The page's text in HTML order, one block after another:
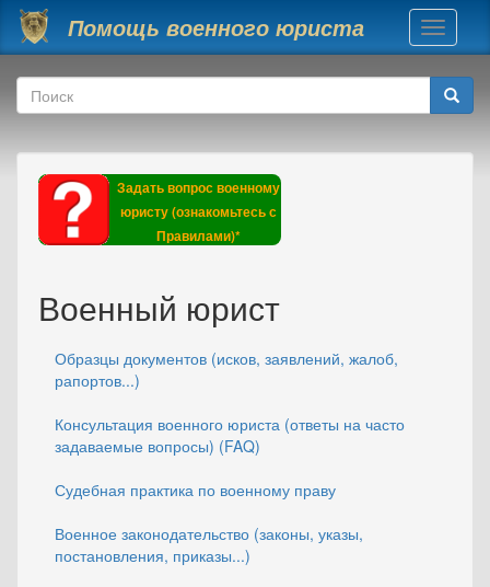
Перейти к основному содержанию
Помощь военного юриста
Toggle
Форма поиска
Поиск
Задать вопрос военному
юристу (ознакомьтесь с
Правилами)*
Военный юрист
Образцы документов (исков, заявлений, жалоб,
рапортов...)
Консультация военного юриста (ответы на часто
задаваемые вопросы) (FAQ)
Судебная практика по военному праву
Военное законодательство (законы, указы,
постановления, приказы...)